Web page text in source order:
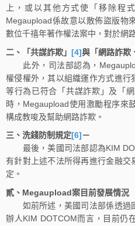
上，或以其他方式使「移除程
Megaupload係故意以散佈盜版物
數位千禧年著作權法案中，對於網
二、「共謀詐欺」 [4]與「網路詐欺
此外，司法部認為，
權侵權外，其以組織運作方式進
等行為已符合「共謀詐欺」及「
時，Megaupload使用激勵程序來
構成教唆及幫助網路詐欺。
三、洗錢防制規定[6]－
最後，美國司法部認為KIM
有針對上述不法所得再進行金融
定。
貳、Megaupload案目前發展情況
如前所述，美國司法部係透過
辦人KIM DOTCOM而言，目前仍